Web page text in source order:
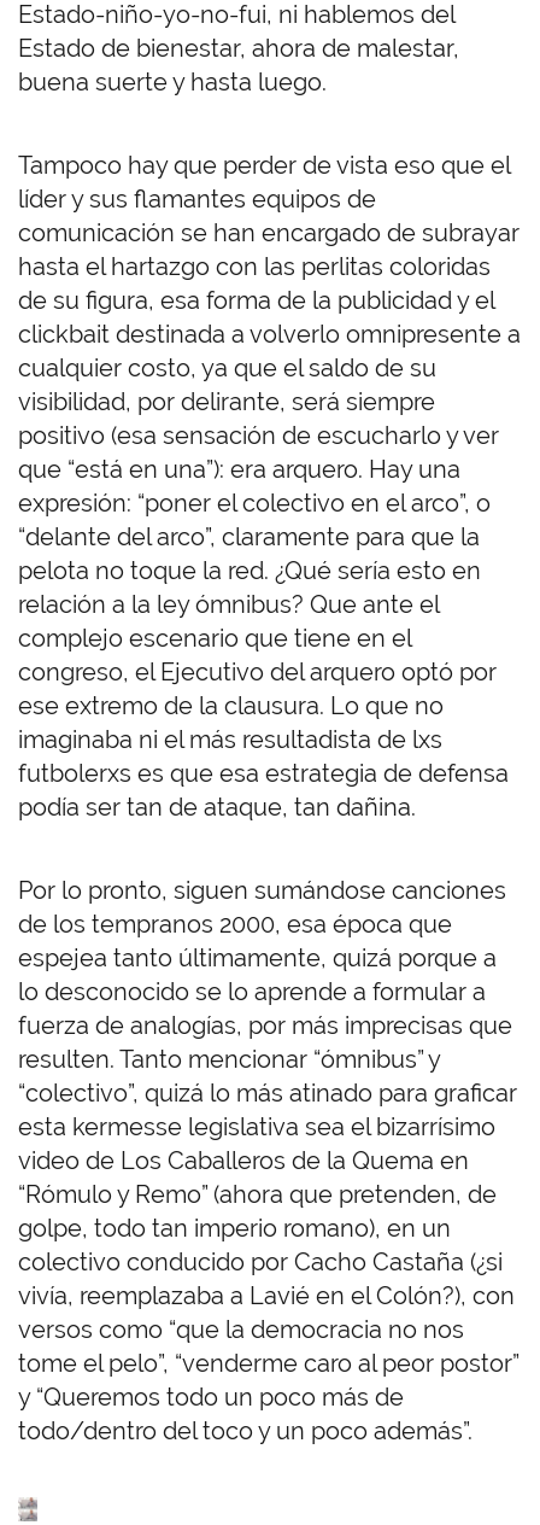
Estado-niño-yo-no-fui, ni hablemos del
Estado de bienestar, ahora de malestar,
buena suerte y hasta luego.
Tampoco hay que perder de vista eso que el
líder y sus flamantes equipos de
comunicación se han encargado de subrayar
hasta el hartazgo con las perlitas coloridas
de su figura, esa forma de la publicidad y el
clickbait destinada a volverlo omnipresente a
cualquier costo, ya que el saldo de su
visibilidad, por delirante, será siempre
positivo (esa sensación de escucharlo y ver
que “está en una”): era arquero. Hay una
expresión: “poner el colectivo en el arco”, o
“delante del arco”, claramente para que la
pelota no toque la red. ¿Qué sería esto en
relación a la ley ómnibus? Que ante el
complejo escenario que tiene en el
congreso, el Ejecutivo del arquero optó por
ese extremo de la clausura. Lo que no
imaginaba ni el más resultadista de lxs
futbolerxs es que esa estrategia de defensa
podía ser tan de ataque, tan dañina.
Por lo pronto, siguen sumándose canciones
de los tempranos 2000, esa época que
espejea tanto últimamente, quizá porque a
lo desconocido se lo aprende a formular a
fuerza de analogías, por más imprecisas que
resulten. Tanto mencionar “ómnibus” y
“colectivo”, quizá lo más atinado para graficar
esta kermesse legislativa sea el bizarrísimo
video de Los Caballeros de la Quema en
“Rómulo y Remo” (ahora que pretenden, de
golpe, todo tan imperio romano), en un
colectivo conducido por Cacho Castaña (¿si
vivía, reemplazaba a Lavié en el Colón?), con
versos como “que la democracia no nos
tome el pelo”, “venderme caro al peor postor”
y “Queremos todo un poco más de
todo/dentro del toco y un poco además”.